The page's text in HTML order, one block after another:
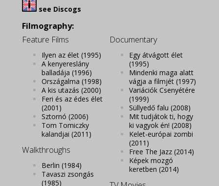
see Discogs
Filmography:
Feature Films
Ilyen az élet (1995)
A kenyereslány
balladája (1996)
Országalma (1998)
A kis utazás (2000)
Feri és az édes élet
(2001)
Sztornó (2006)
Tom Tomiczky
kalandjai (2011)
Walkthroughs
Berlin (1984)
Tavaszi zsongás
(1985)
Documentary
Egy átvágott élet
(1995)
Mindenki maga alatt
vágja a filmjét (1997)
Variációk Csenyétére
(1999)
Süllyedő falu (2008)
Mit tudjátok ti, hogy
ki vagyok én! (2008)
Kelet-európai zombi
(2011)
Free The Jazz (2014)
Képek mozgó
keretben (2014)